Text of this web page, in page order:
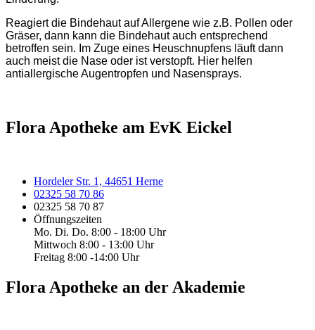
Reagiert die Bindehaut auf Allergene wie z.B. Pollen oder
Gräser, dann kann die Bindehaut auch entsprechend
betroffen sein. Im Zuge eines Heuschnupfens läuft dann
auch meist die Nase oder ist verstopft. Hier helfen
antiallergische Augentropfen und Nasensprays.
Flora Apotheke am EvK Eickel
Hordeler Str. 1, 44651 Herne
02325 58 70 86
02325 58 70 87
Öffnungszeiten
Mo. Di. Do. 8:00 - 18:00 Uhr
Mittwoch 8:00 - 13:00 Uhr
Freitag 8:00 -14:00 Uhr
Flora Apotheke an der Akademie